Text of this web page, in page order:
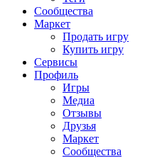
Сообщества
Маркет
Продать игру
Купить игру
Сервисы
Профиль
Игры
Медиа
Отзывы
Друзья
Маркет
Сообщества